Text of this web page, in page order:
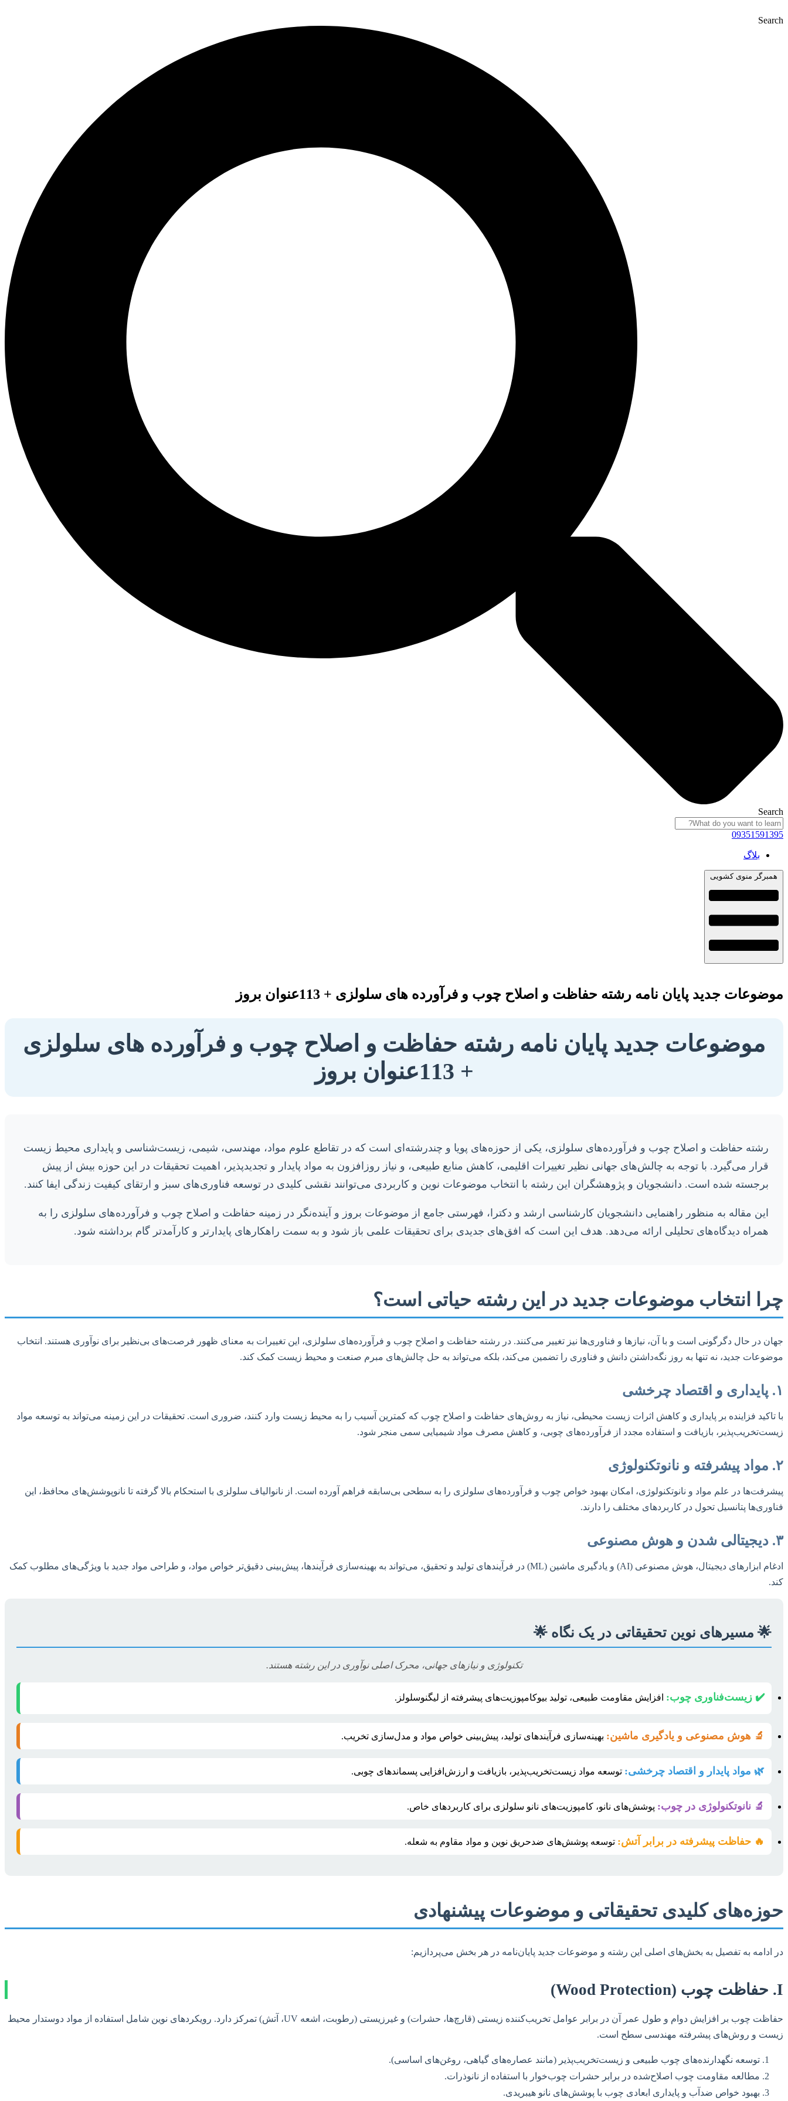
Search
Search
09351591395
بلاگ
همبرگر منوی کشویی
موضوعات جدید پایان نامه رشته حفاظت و اصلاح چوب و فرآورده های سلولزی + 113عنوان بروز
موضوعات جدید پایان نامه رشته حفاظت و اصلاح چوب و فرآورده های سلولزی
+ 113عنوان بروز
رشته حفاظت و اصلاح چوب و فرآورده‌های سلولزی، یکی از حوزه‌های پویا و چندرشته‌ای است که در تقاطع علوم مواد، مهندسی، شیمی، زیست‌شناسی و پایداری محیط زیست
قرار می‌گیرد. با توجه به چالش‌های جهانی نظیر تغییرات اقلیمی، کاهش منابع طبیعی، و نیاز روزافزون به مواد پایدار و تجدیدپذیر، اهمیت تحقیقات در این حوزه بیش از پیش
برجسته شده است. دانشجویان و پژوهشگران این رشته با انتخاب موضوعات نوین و کاربردی می‌توانند نقشی کلیدی در توسعه فناوری‌های سبز و ارتقای کیفیت زندگی ایفا کنند.
این مقاله به منظور راهنمایی دانشجویان کارشناسی ارشد و دکترا، فهرستی جامع از موضوعات بروز و آینده‌نگر در زمینه حفاظت و اصلاح چوب و فرآورده‌های سلولزی را به
همراه دیدگاه‌های تحلیلی ارائه می‌دهد. هدف این است که افق‌های جدیدی برای تحقیقات علمی باز شود و به سمت راهکارهای پایدارتر و کارآمدتر گام برداشته شود.
چرا انتخاب موضوعات جدید در این رشته حیاتی است؟
جهان در حال دگرگونی است و با آن، نیازها و فناوری‌ها نیز تغییر می‌کنند. در رشته حفاظت و اصلاح چوب و فرآورده‌های سلولزی، این تغییرات به معنای ظهور فرصت‌های بی‌نظیر برای نوآوری هستند. انتخاب
موضوعات جدید، نه تنها به روز نگه‌داشتن دانش و فناوری را تضمین می‌کند، بلکه می‌تواند به حل چالش‌های مبرم صنعت و محیط زیست کمک کند.
۱. پایداری و اقتصاد چرخشی
با تاکید فزاینده بر پایداری و کاهش اثرات زیست محیطی، نیاز به روش‌های حفاظت و اصلاح چوب که کمترین آسیب را به محیط زیست وارد کنند، ضروری است. تحقیقات در این زمینه می‌تواند به توسعه مواد
زیست‌تخریب‌پذیر، بازیافت و استفاده مجدد از فرآورده‌های چوبی، و کاهش مصرف مواد شیمیایی سمی منجر شود.
۲. مواد پیشرفته و نانوتکنولوژی
پیشرفت‌ها در علم مواد و نانوتکنولوژی، امکان بهبود خواص چوب و فرآورده‌های سلولزی را به سطحی بی‌سابقه فراهم آورده است. از نانوالیاف سلولزی با استحکام بالا گرفته تا نانوپوشش‌های محافظ، این
فناوری‌ها پتانسیل تحول در کاربردهای مختلف را دارند.
۳. دیجیتالی شدن و هوش مصنوعی
ادغام ابزارهای دیجیتال، هوش مصنوعی (AI) و یادگیری ماشین (ML) در فرآیندهای تولید و تحقیق، می‌تواند به بهینه‌سازی فرآیندها، پیش‌بینی دقیق‌تر خواص مواد، و طراحی مواد جدید با ویژگی‌های مطلوب کمک
کند.
🌟 مسیرهای نوین تحقیقاتی در یک نگاه 🌟
تکنولوژی و نیازهای جهانی، محرک اصلی نوآوری در این رشته هستند.
✔️ زیست‌فناوری چوب: افزایش مقاومت طبیعی، تولید بیوکامپوزیت‌های پیشرفته از لیگنوسلولز.
🔬 هوش مصنوعی و یادگیری ماشین: بهینه‌سازی فرآیندهای تولید، پیش‌بینی خواص مواد و مدل‌سازی تخریب.
🌿 مواد پایدار و اقتصاد چرخشی: توسعه مواد زیست‌تخریب‌پذیر، بازیافت و ارزش‌افزایی پسماندهای چوبی.
🔬 نانوتکنولوژی در چوب: پوشش‌های نانو، کامپوزیت‌های نانو سلولزی برای کاربردهای خاص.
🔥 حفاظت پیشرفته در برابر آتش: توسعه پوشش‌های ضدحریق نوین و مواد مقاوم به شعله.
حوزه‌های کلیدی تحقیقاتی و موضوعات پیشنهادی
در ادامه به تفصیل به بخش‌های اصلی این رشته و موضوعات جدید پایان‌نامه در هر بخش می‌پردازیم:
I. حفاظت چوب (Wood Protection)
حفاظت چوب بر افزایش دوام و طول عمر آن در برابر عوامل تخریب‌کننده زیستی (قارچ‌ها، حشرات) و غیرزیستی (رطوبت، اشعه UV، آتش) تمرکز دارد. رویکردهای نوین شامل استفاده از مواد دوستدار محیط
زیست و روش‌های پیشرفته مهندسی سطح است.
توسعه نگهدارنده‌های چوب طبیعی و زیست‌تخریب‌پذیر (مانند عصاره‌های گیاهی، روغن‌های اساسی).
مطالعه مقاومت چوب اصلاح‌شده در برابر حشرات چوب‌خوار با استفاده از نانوذرات.
بهبود خواص ضدآب و پایداری ابعادی چوب با پوشش‌های نانو هیبریدی.